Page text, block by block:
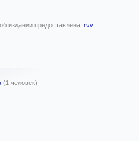
издании предоставлена: rvv
(1 человек)